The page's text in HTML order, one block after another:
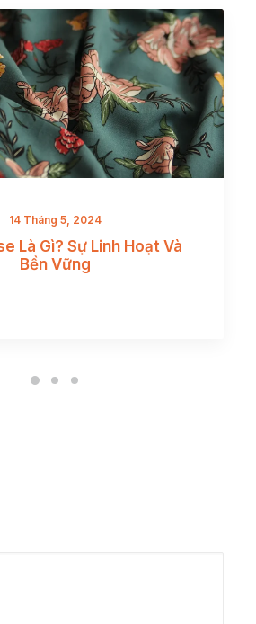
14 Tháng 5, 2024
Là Gì? Sự Linh Hoạt Và
Bền Vững